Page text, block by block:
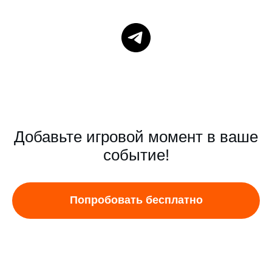
Добавьте игровой момент в ваше
событие!
Попробовать бесплатно